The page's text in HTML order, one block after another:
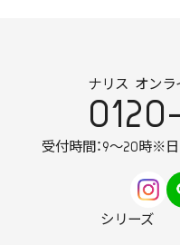
ナリス オンラ
受付時間：9～20時※日
シリーズ